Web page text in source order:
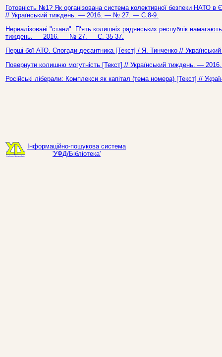
Готовність №1? Як організована система колективної безпеки НАТО в
// Український тиждень. — 2016. — № 27. — С.8-9.
Нереалізовані "стани". П‘ять колишніх радянських республік
тиждень. — 2016. — № 27. — С. 35-37.
Перші бої АТО. Спогади десантника [Текст] / Я. Тинченко //
Повернути колишню могутність [Текст] // Український тиждень. —
Російські ліберали: Комплекси як капітал (тема номера) [Текст] //
Інформаційно-пошукова система
'УФД/Бібліотека'